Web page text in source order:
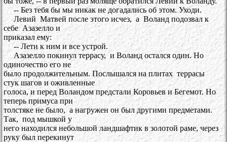
-- Без тебя бы мы никак не догадались об этом. Уходи.
Левий Матвей после этого исчез, а Воланд подозвал к
себе Азазелло и
приказал ему:
-- Лети к ним и все устрой.
Азазелло покинул террасу, и Воланд остался один. Но
одиночество его не
было продолжительным. Послышался на плитах террасы
стук шагов и оживленные
голоса, и перед Воландом предстали Коровьев и Бегемот. Но
теперь примуса при
толстяке не было, а нагружен он был другими предметами.
Так, под мышкой у
него находился небольшой ландшафтик в золотой раме, через
руку был перекинут